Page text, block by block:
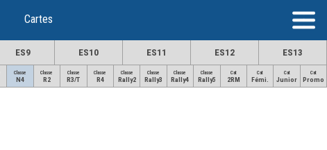
Cartes
ES9 ES10 ES11 ES12 ES13
Classe
N4
Classe
R2
Classe
R3/T
Classe
R4
Classe
Rally2
Classe
Rally3
Classe
Rally4
Classe
Rally5
Cat
2RM
Cat
Fémi.
Cat
Junior
Cat
Promo